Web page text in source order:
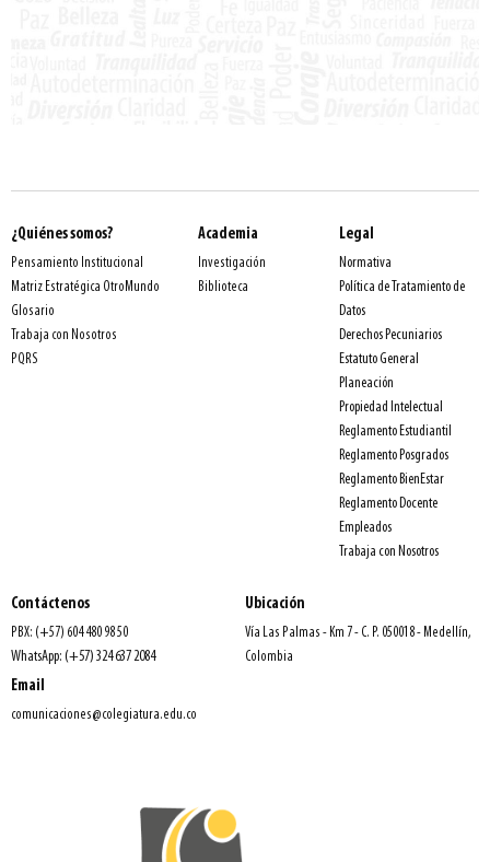
¿Quiénes somos?
Pensamiento Institucional
Matriz Estratégica OtroMundo
Glosario
Trabaja con Nosotros
PQRS
Academia
Investigación
Biblioteca
Legal
Normativa
Política de Tratamiento de
Datos
Derechos Pecuniarios
Estatuto General
Planeación
Propiedad Intelectual
Reglamento Estudiantil
Reglamento Posgrados
Reglamento BienEstar
Reglamento Docente
Empleados
Trabaja con Nosotros
Contáctenos
PBX: (+57) 604 480 98 50
WhatsApp: (+57) 324 637 2084
Email
comunicaciones@colegiatura.edu.co
Ubicación
Vía Las Palmas - Km 7 - C. P. 050018 - Medellín,
Colombia